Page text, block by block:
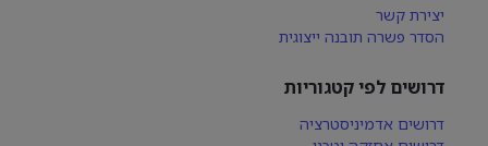
יצירת קשר
הסדר פשרה תובנה ייצוגית
דרושים לפי קטגוריות
דרושים אדמיניסטרציה